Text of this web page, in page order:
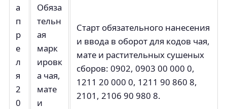
а
п
р
е
л
я
2
0
Обяза
тельн
ая
марк
ировк
а чая,
мате
и
Старт обязательного нанесения
и ввода в оборот для кодов чая,
мате и растительных сушеных
сборов: 0902, 0903 00 000 0,
1211 20 000 0, 1211 90 860 8,
2101, 2106 90 980 8.